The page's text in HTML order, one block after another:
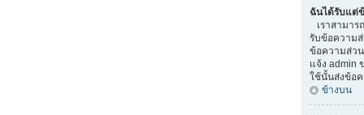
ฉันได้รับแต่
เราสามาร
รับข้อความ
ข้อความส่ว
แจ้ง admin
ใช้นั้นส่งข้อ
ข้างบน